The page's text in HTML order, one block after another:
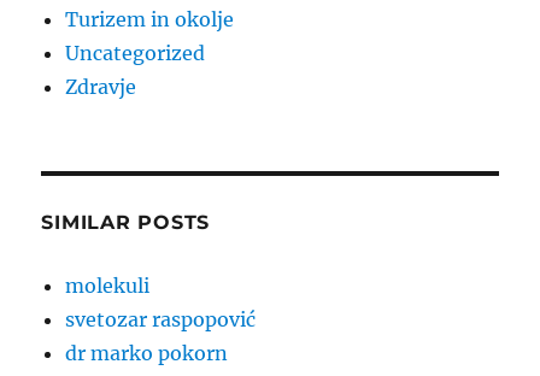
Turizem in okolje
Uncategorized
Zdravje
SIMILAR POSTS
molekuli
svetozar raspopović
dr marko pokorn